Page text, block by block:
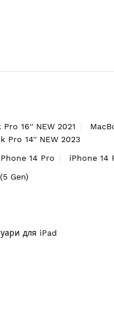
Pro 16'' NEW 2021
Pro 14'' NEW 2023
14 Pro
iPhone 14
Gen)
для iPad